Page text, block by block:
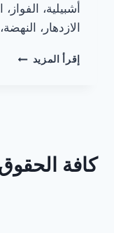
أشبيلية،
الازدهار،
إقرأ المزيد تطوير
كافة